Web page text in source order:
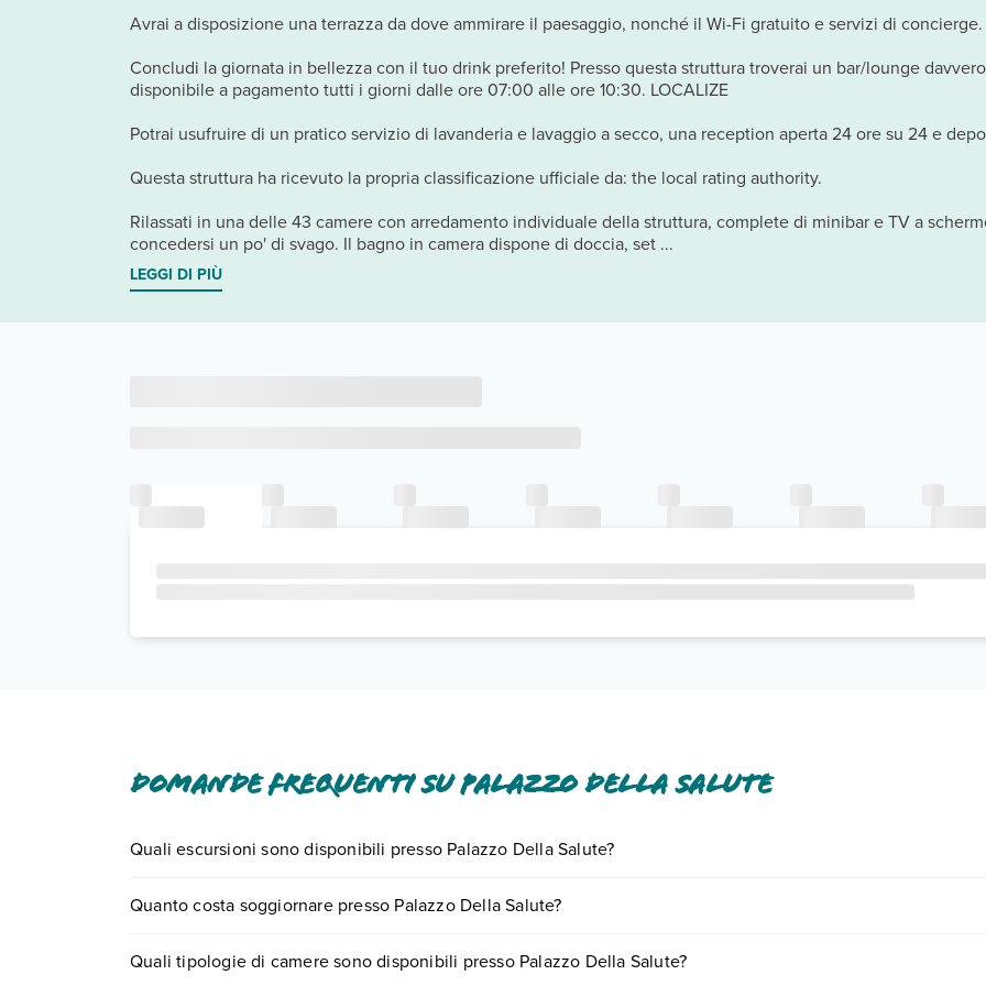
Avrai a disposizione una terrazza da dove ammirare il paesaggio, nonché il Wi-Fi gratuito e servizi di concierge.
Concludi la giornata in bellezza con il tuo drink preferito! Presso questa struttura troverai un bar/lounge
disponibile a pagamento tutti i giorni dalle ore 07:00 alle ore 10:30. LOCALIZE
Potrai usufruire di un pratico servizio di lavanderia e lavaggio a secco, una reception aperta 24 ore su 24 e
Questa struttura ha ricevuto la propria classificazione ufficiale da: the local rating authority.
Rilassati in una delle 43 camere con arredamento individuale della struttura, complete di minibar e TV a
concedersi un po' di svago. Il bagno in camera dispone di doccia, set ...
LEGGI DI PIÙ
Domande frequenti su Palazzo Della Salute
Quali escursioni sono disponibili presso Palazzo Della Salute?
0721.17231 oprenotando un appuntamento.
Quanto costa soggiornare presso Palazzo Della Salute?
quando partire.
Quali tipologie di camere sono disponibili presso Palazzo Della Salute?